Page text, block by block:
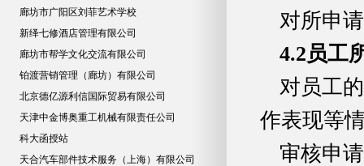
对所申
4.2 员工
对员工
作表现等
审核申
廊坊市广阳区刘菲艺术学校
新绎七修酒店管理有限公司
廊坊市帮学文化交流有限公司
铂渡营销管理（廊坊）有限公司
北京德亿源利信国际贸易有限公司
天津中金博奥重工机械有限责任公司
科大函授站
天合汽车部件技术服务（上海）有限公司